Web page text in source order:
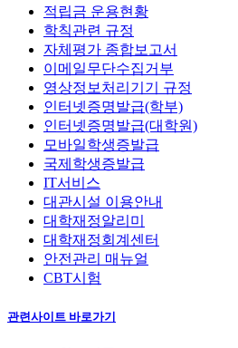
적립금 운용현황
학칙관련 규정
자체평가 종합보고서
이메일무단수집거부
영상정보처리기기 규정
인터넷증명발급(학부)
인터넷증명발급(대학원)
모바일학생증발급
국제학생증발급
IT서비스
대관시설 이용안내
대학재정알리미
대학재정회계센터
안전관리 매뉴얼
CBT시험
관련사이트 바로가기